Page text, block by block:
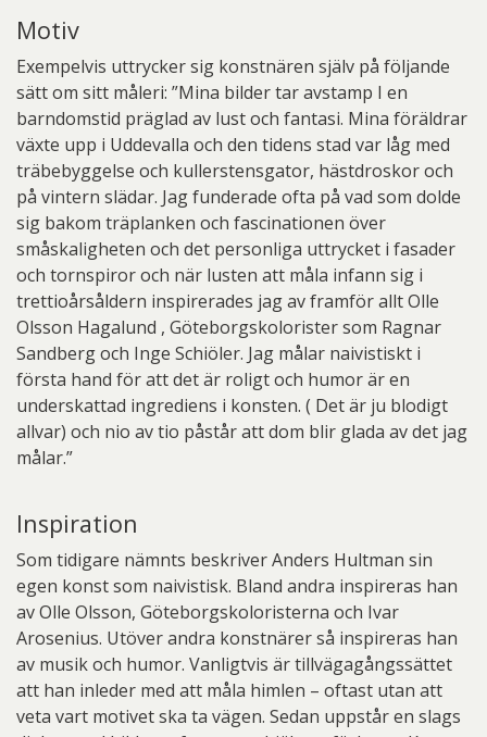
Motiv
Exempelvis uttrycker sig konstnären själv på följande
sätt om sitt måleri: ”Mina bilder tar avstamp I en
barndomstid präglad av lust och fantasi. Mina föräldrar
växte upp i Uddevalla och den tidens stad var låg med
träbebyggelse och kullerstensgator, hästdroskor och
på vintern slädar. Jag funderade ofta på vad som dolde
sig bakom träplanken och fascinationen över
småskaligheten och det personliga uttrycket i fasader
och tornspiror och när lusten att måla infann sig i
trettioårsåldern inspirerades jag av framför allt Olle
Olsson Hagalund , Göteborgskolorister som Ragnar
Sandberg och Inge Schiöler. Jag målar naivistiskt i
första hand för att det är roligt och humor är en
underskattad ingrediens i konsten. ( Det är ju blodigt
allvar) och nio av tio påstår att dom blir glada av det jag
målar.”
Inspiration
Som tidigare nämnts beskriver Anders Hultman sin
egen konst som naivistisk. Bland andra inspireras han
av Olle Olsson, Göteborgskoloristerna och Ivar
Arosenius. Utöver andra konstnärer så inspireras han
av musik och humor. Vanligtvis är tillvägagångssättet
att han inleder med att måla himlen – oftast utan att
veta vart motivet ska ta vägen. Sedan uppstår en slags